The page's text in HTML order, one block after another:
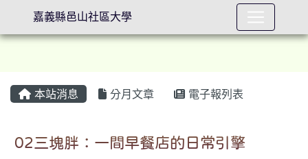
本站消息 分月文章 電子報列表
02三塊胖：一間早餐店的日常引擎
嘉義縣邑山社區大學